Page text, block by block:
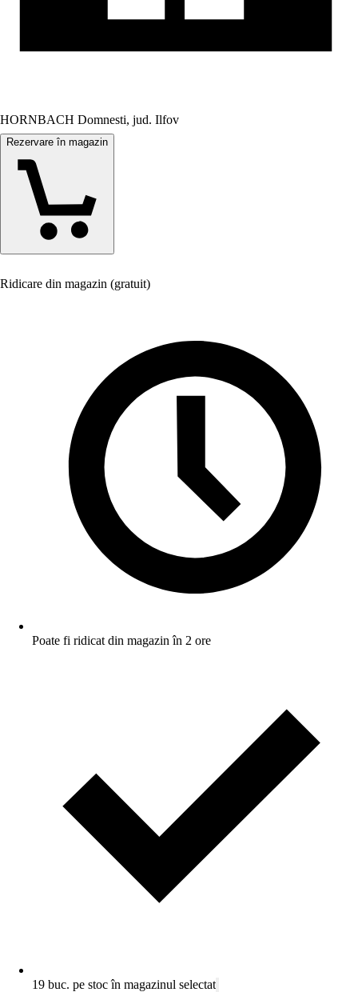
HORNBACH Domnesti, jud. Ilfov
Rezervare în magazin
Ridicare din magazin (gratuit)
Poate fi ridicat din magazin în 2 ore
19 buc. pe stoc în magazinul selectat